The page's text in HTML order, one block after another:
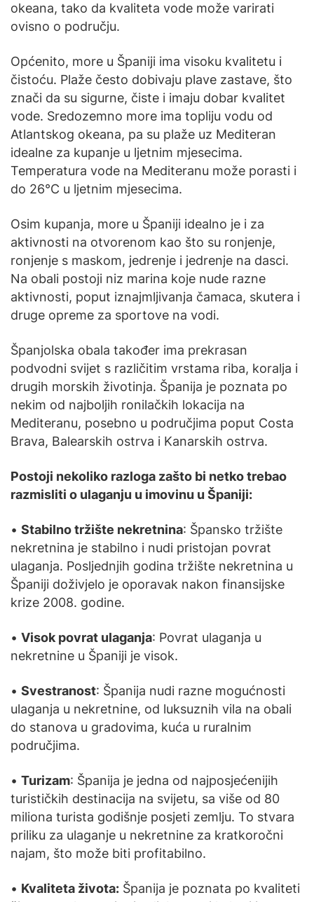
okeana, tako da kvaliteta vode može varirati
ovisno o području.
Općenito, more u Španiji ima visoku kvalitetu i
čistoću. Plaže često dobivaju plave zastave, što
znači da su sigurne, čiste i imaju dobar kvalitet
vode. Sredozemno more ima topliju vodu od
Atlantskog okeana, pa su plaže uz Mediteran
idealne za kupanje u ljetnim mjesecima.
Temperatura vode na Mediteranu može porasti i
do 26°C u ljetnim mjesecima.
Osim kupanja, more u Španiji idealno je i za
aktivnosti na otvorenom kao što su ronjenje,
ronjenje s maskom, jedrenje i jedrenje na dasci.
Na obali postoji niz marina koje nude razne
aktivnosti, poput iznajmljivanja čamaca, skutera i
druge opreme za sportove na vodi.
Španjolska obala također ima prekrasan
podvodni svijet s različitim vrstama riba, koralja i
drugih morskih životinja. Španija je poznata po
nekim od najboljih ronilačkih lokacija na
Mediteranu, posebno u područjima poput Costa
Brava, Balearskih ostrva i Kanarskih ostrva.
Postoji nekoliko razloga zašto bi netko trebao
razmisliti o ulaganju u imovinu u Španiji:
• Stabilno tržište nekretnina: Špansko tržište
nekretnina je stabilno i nudi pristojan povrat
ulaganja. Posljednjih godina tržište nekretnina u
Španiji doživjelo je oporavak nakon finansijske
krize 2008. godine.
• Visok povrat ulaganja: Povrat ulaganja u
nekretnine u Španiji je visok.
• Svestranost: Španija nudi razne mogućnosti
ulaganja u nekretnine, od luksuznih vila na obali
do stanova u gradovima, kuća u ruralnim
područjima.
• Turizam: Španija je jedna od najposjećenijih
turističkih destinacija na svijetu, sa više od 80
miliona turista godišnje posjeti zemlju. To stvara
priliku za ulaganje u nekretnine za kratkoročni
najam, što može biti profitabilno.
• Kvaliteta života: Španija je poznata po kvaliteti